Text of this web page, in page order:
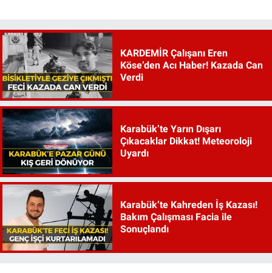
KARDEMİR Çalışanı Eren
Köse’den Acı Haber! Kazada Can
Verdi
Karabük’te Yarın Dışarı
Çıkacaklar Dikkat! Meteoroloji
Uyardı
Karabük’te Kahreden İş Kazası!
Bakım Çalışması Facia ile
Sonuçlandı